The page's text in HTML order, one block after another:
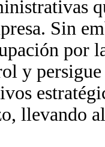
Sin
por
y
llevando